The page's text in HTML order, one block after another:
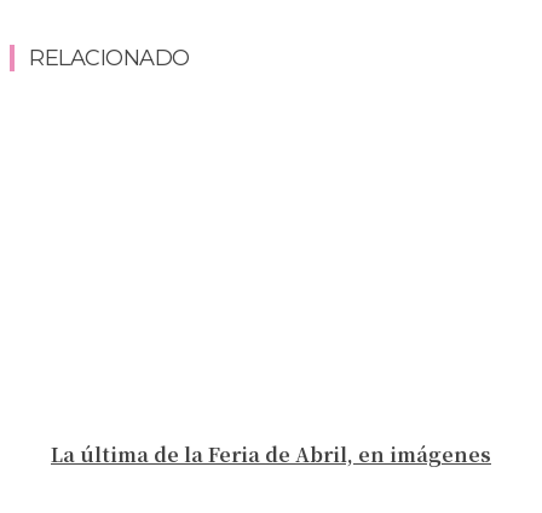
RELACIONADO
La última de la Feria de Abril, en imágenes